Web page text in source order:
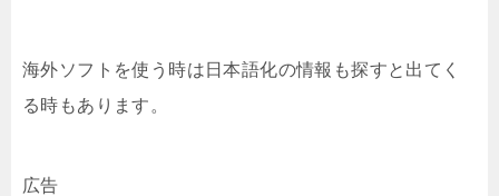
海外ソフトを使う時は日本語化の情報も探すと出てく
る時もあります。
広告